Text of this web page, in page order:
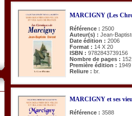
MARCIGNY (Les
Référence : 2500
Auteur(s) : Jean-
Date édition : 2006
Format : 14 X 20
ISBN : 9782843739156
Nombre de pages : 152
Première édition : 1949
Reliure : br.
MARCIGNY et ses
Référence : 3588